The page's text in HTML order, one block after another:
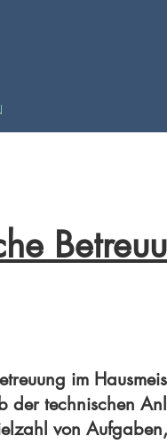
im
der technischen
von